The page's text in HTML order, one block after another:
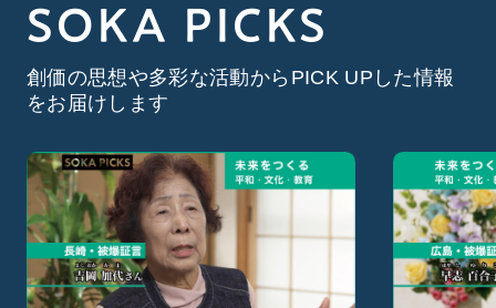
SOKA PICKS
創価の思想や多彩な活動からPICK UPした情報
をお届けします